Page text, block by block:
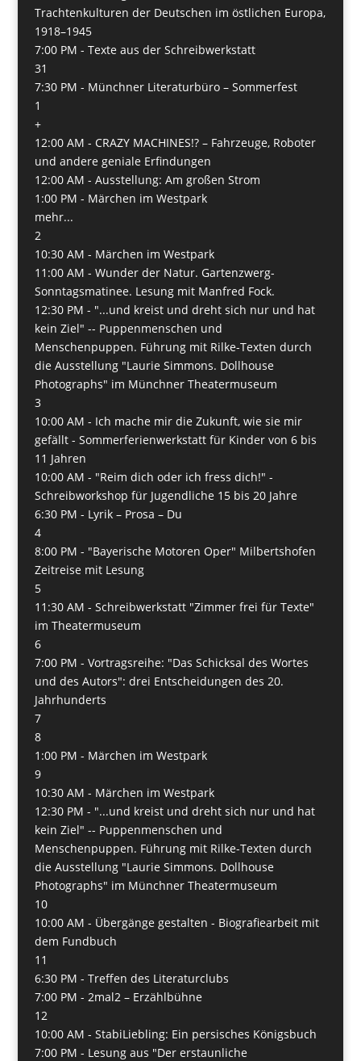
Trachtenkulturen der Deutschen im östlichen Europa,
1918–1945
7:00 PM - Texte aus der Schreibwerkstatt
31
7:30 PM - Münchner Literaturbüro – Sommerfest
1
+
12:00 AM - CRAZY MACHINES!? – Fahrzeuge, Roboter
und andere geniale Erfindungen
12:00 AM - Ausstellung: Am großen Strom
1:00 PM - Märchen im Westpark
mehr...
2
10:30 AM - Märchen im Westpark
11:00 AM - Wunder der Natur. Gartenzwerg-
Sonntagsmatinee. Lesung mit Manfred Fock.
12:30 PM - "...und kreist und dreht sich nur und hat
kein Ziel" -- Puppenmenschen und
Menschenpuppen. Führung mit Rilke-Texten durch
die Ausstellung "Laurie Simmons. Dollhouse
Photographs" im Münchner Theatermuseum
3
10:00 AM - Ich mache mir die Zukunft, wie sie mir
gefällt - Sommerferienwerkstatt für Kinder von 6 bis
11 Jahren
10:00 AM - "Reim dich oder ich fress dich!" -
Schreibworkshop für Jugendliche 15 bis 20 Jahre
6:30 PM - Lyrik – Prosa – Du
4
8:00 PM - "Bayerische Motoren Oper" Milbertshofen
Zeitreise mit Lesung
5
11:30 AM - Schreibwerkstatt "Zimmer frei für Texte"
im Theatermuseum
6
7:00 PM - Vortragsreihe: "Das Schicksal des Wortes
und des Autors": drei Entscheidungen des 20.
Jahrhunderts
7
8
1:00 PM - Märchen im Westpark
9
10:30 AM - Märchen im Westpark
12:30 PM - "...und kreist und dreht sich nur und hat
kein Ziel" -- Puppenmenschen und
Menschenpuppen. Führung mit Rilke-Texten durch
die Ausstellung "Laurie Simmons. Dollhouse
Photographs" im Münchner Theatermuseum
10
10:00 AM - Übergänge gestalten - Biografiearbeit mit
dem Fundbuch
11
6:30 PM - Treffen des Literaturclubs
7:00 PM - 2mal2 – Erzählbühne
12
10:00 AM - StabiLiebling: Ein persisches Königsbuch
7:00 PM - Lesung aus "Der erstaunliche